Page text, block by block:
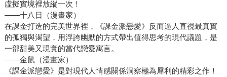
虛擬實境裡放縱一次！
――十八日（漫畫家）
在課金打造的完美世界裡，《課金派戀愛》反而逼人直視最真實
的孤獨與渴望，用浮誇幽默的方式帶出值得思考的現代議題，是
一部甜美又現實的當代戀愛寓言。
――金鼠（漫畫家）
《課金派戀愛》是對現代人情感關係洞察極為犀利的精彩之作！